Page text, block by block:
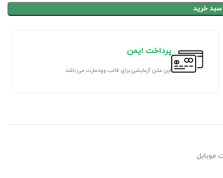
سبد خرید
پرداخت ایمن
این متن آزمایشی برای قالب وودمارت می باشد
موبایل